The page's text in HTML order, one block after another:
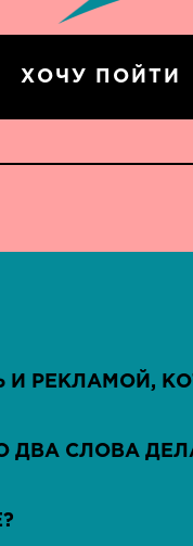
ХОЧУ ПОЙТИ
И РЕКЛАМОЙ,
ДВА СЛОВА